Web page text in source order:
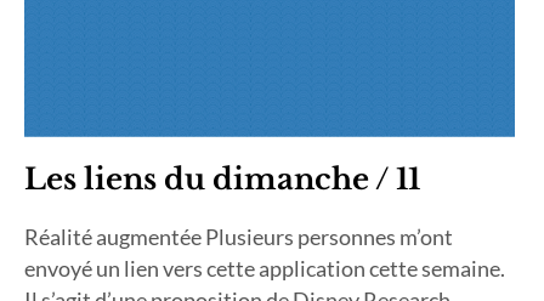
Les liens du dimanche / 11
Réalité augmentée Plusieurs personnes m’ont
envoyé un lien vers cette application cette semaine.